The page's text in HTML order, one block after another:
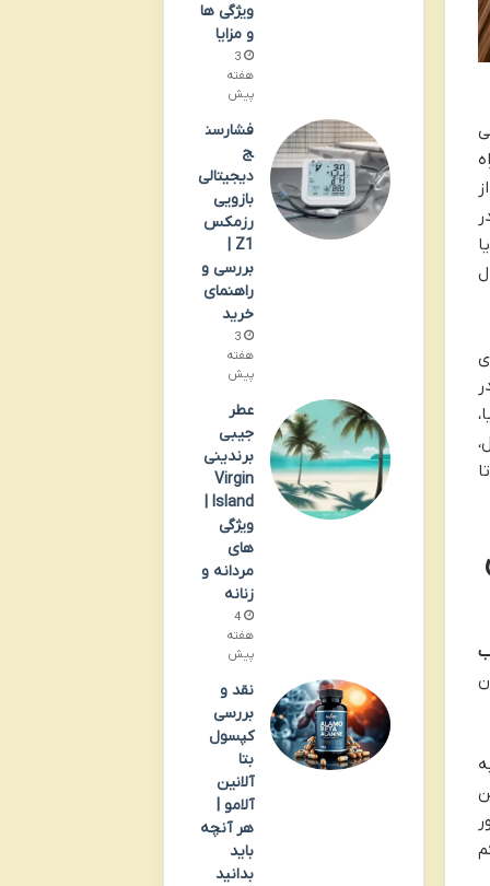
ویژگی ها
و مزایا
3
هفته
پیش
فشارسن
ج
دیجیتالی
بازویی
رزمکس
Z1 |
بررسی و
راهنمای
خرید
3
هفته
پیش
عطر
جیبی
برندینی
Virgin
Island |
ویژگی
های
مردانه و
زنانه
4
هفته
پیش
نقد و
بررسی
کپسول
بتا
آلانین
آلامو |
هر آنچه
باید
بدانید